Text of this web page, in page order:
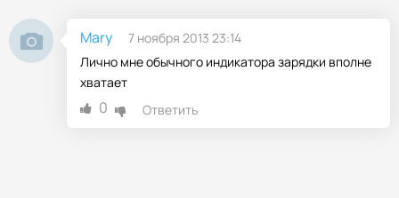
Mary
7 ноября 2013 23:14
Лично мне обычного индикатора зарядки вполне
хватает
0 Ответить